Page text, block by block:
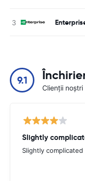
9.1
Clienții
Slightly
Slightly